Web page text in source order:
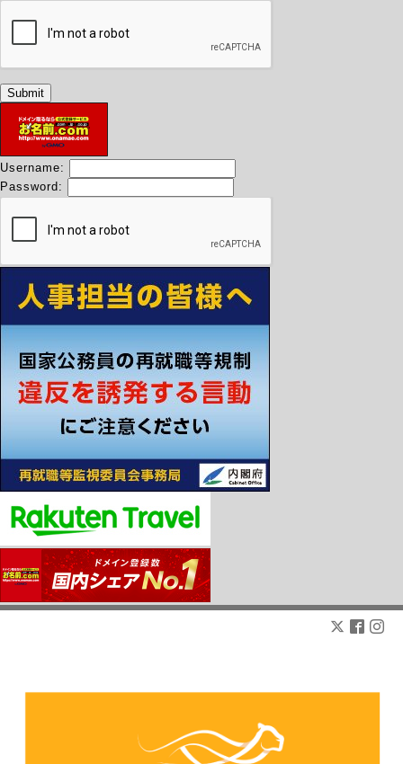
Username:
Password: